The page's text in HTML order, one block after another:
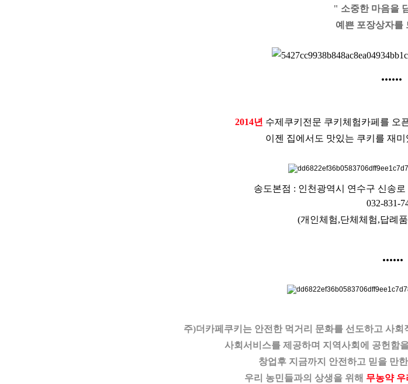
" 소중한 마음을
예쁜 포장상자를
......
2014년 수제쿠키전문 쿠키체험카페를 오
이젠 집에서도 맛있는 쿠키를 재
송도본점 : 인천광역시 연수구 신송로
032-831-
(개인체험,단체체험,답례
......
주)더카페쿠키는 안전한 먹거리 문화를 선도하고 사
사회서비스를 제공하며 지역사회에 공헌함
창업후 지금까지 안전하고 믿을 만
우리 농민들과의 상생을 위해 무농약